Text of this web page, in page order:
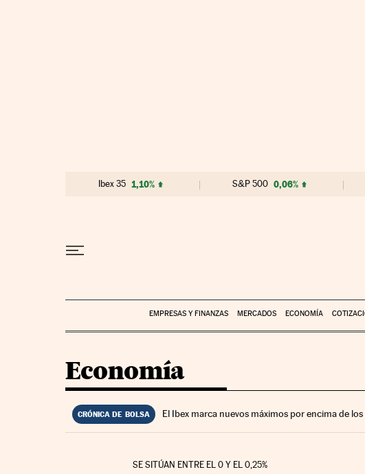
Ibex 35 1,10% S&P 500 0,06%
EMPRESAS Y FINANZAS MERCADOS ECONOMÍA
Economía
CRÓNICA DE BOLSA El Ibex marca nuevos máximos por encima de
SE SITÚAN ENTRE EL 0 Y EL 0,25%